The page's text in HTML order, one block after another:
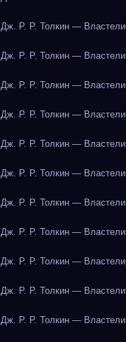
Дж. Р. Р. Толкин —
Дж. Р. Р. Толкин —
Дж. Р. Р. Толкин —
Дж. Р. Р. Толкин —
Дж. Р. Р. Толкин —
Дж. Р. Р. Толкин —
Дж. Р. Р. Толкин —
Дж. Р. Р. Толкин —
Дж. Р. Р. Толкин —
Дж. Р. Р. Толкин —
Дж. Р. Р. Толкин —